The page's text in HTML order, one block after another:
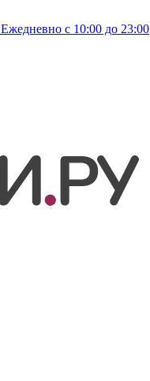
Ежедневно с 10:00 до 23:00